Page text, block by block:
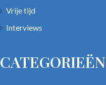
Vrije tijd
Interviews
CATEGORIEËN